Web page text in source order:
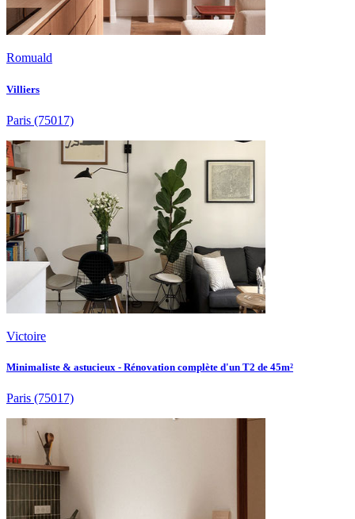
Romuald
Villiers
Paris (75017)
Victoire
Minimaliste & astucieux - Rénovation complète d'un T2 de 45m²
Paris (75017)